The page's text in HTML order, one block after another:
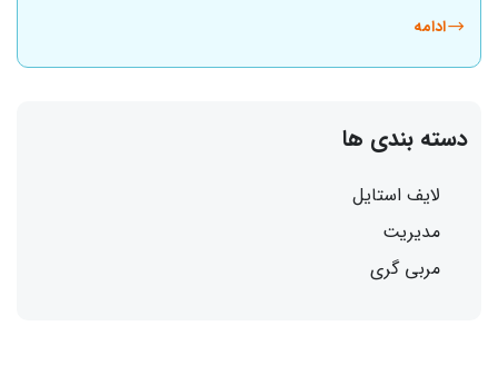
ادامه
دسته بندی ها
لایف استایل
مدیریت
مربی گری